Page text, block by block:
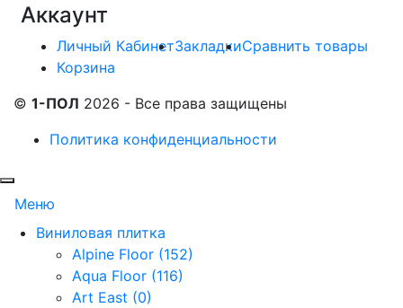
Аккаунт
Личный КабинетЗакладкиСравнить товары
Корзина
© 1-ПОЛ 2026 - Все права защищены
Политика конфиденциальности
Меню
Виниловая плитка
Alpine Floor (152)
Aqua Floor (116)
Art East (0)